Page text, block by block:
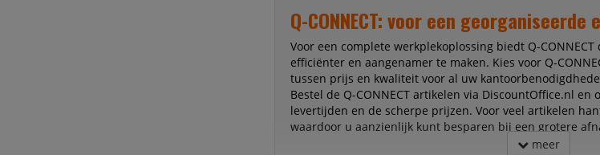
Q-CONNECT: voor een
Voor een complete werkplekoplossing biedt Q-
efficiënter en aangenamer te maken. Kies voor Q-
tussen prijs en kwaliteit voor al uw
Bestel de Q-CONNECT artikelen via DiscountOffice.nl en
levertijden en de scherpe prijzen. Voor veel artikelen
waardoor u aanzienlijk kunt besparen bij een grotere
meer